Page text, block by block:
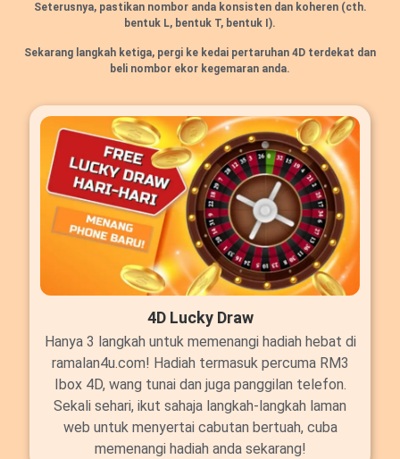
Seterusnya, pastikan nombor anda konsisten dan koheren (cth.
bentuk L, bentuk T, bentuk I).
Sekarang langkah ketiga, pergi ke kedai pertaruhan 4D terdekat dan
beli nombor ekor kegemaran anda.
4D Lucky Draw
Hanya 3 langkah untuk memenangi hadiah hebat di
ramalan4u.com! Hadiah termasuk percuma RM3
Ibox 4D, wang tunai dan juga panggilan telefon.
Sekali sehari, ikut sahaja langkah-langkah laman
web untuk menyertai cabutan bertuah, cuba
memenangi hadiah anda sekarang!